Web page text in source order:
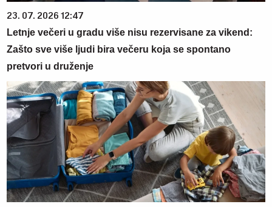
23. 07. 2026 12:47
Letnje večeri u gradu više nisu rezervisane za vikend:
Zašto sve više ljudi bira večeru koja se spontano
pretvori u druženje